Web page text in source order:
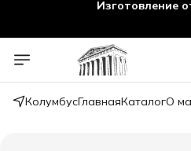
КолумбусГлавнаяКаталогО